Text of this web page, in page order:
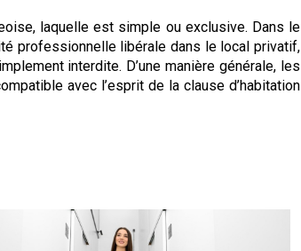
laquelle est simple ou exclusive. Dans le
professionnelle libérale dans le local privatif,
interdite. D’une manière générale, les
avec l’esprit de la clause d’habitation